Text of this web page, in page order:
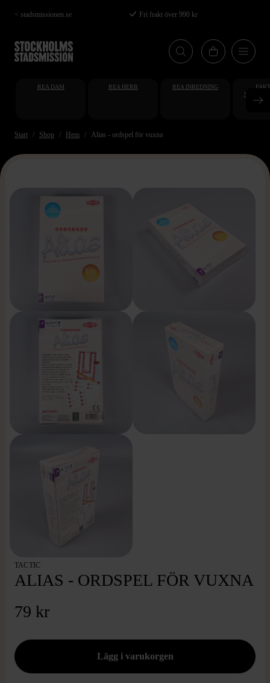
Hoppa
till
huvudinnehåll
< stadsmissionen.se Fri frakt över 990 kr
REA DAM REA HERR REA INREDNING
Start Shop Hem Alias - ordspel för vuxna
TACTIC
ALIAS - ORDSPEL FÖR VUXNA
79 kr